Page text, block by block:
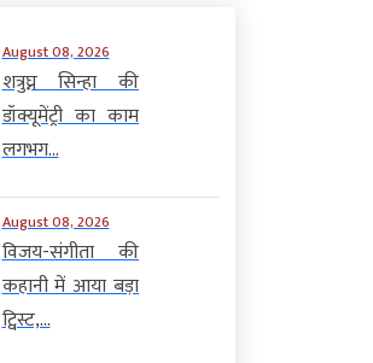
August 08, 2026
शत्रुघ्न सिन्हा की
डॉक्यूमेंट्री का काम
लगभग...
August 08, 2026
विजय-संगीता की
कहानी में आया बड़ा
ट्विस्ट,...